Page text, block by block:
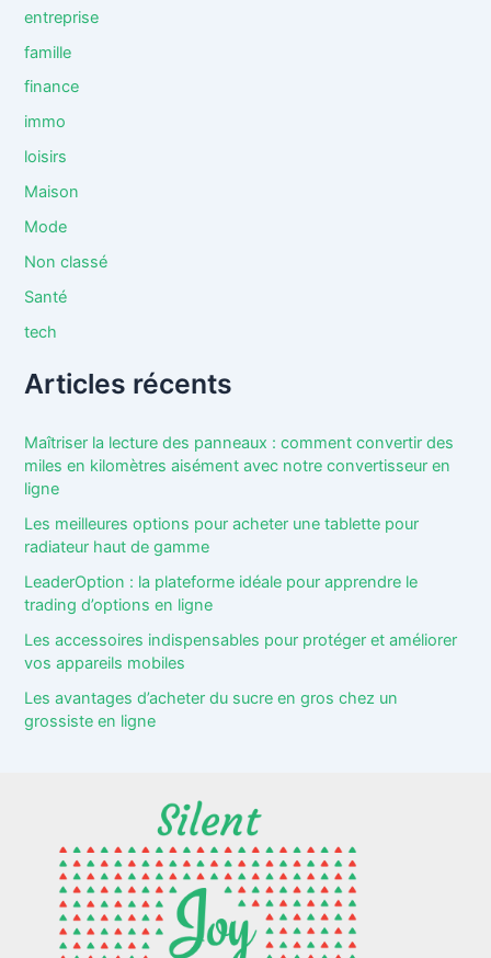
entreprise
famille
finance
immo
loisirs
Maison
Mode
Non classé
Santé
tech
Articles récents
Maîtriser la lecture des panneaux : comment convertir des
miles en kilomètres aisément avec notre convertisseur en
ligne
Les meilleures options pour acheter une tablette pour
radiateur haut de gamme
LeaderOption : la plateforme idéale pour apprendre le
trading d’options en ligne
Les accessoires indispensables pour protéger et améliorer
vos appareils mobiles
Les avantages d’acheter du sucre en gros chez un
grossiste en ligne